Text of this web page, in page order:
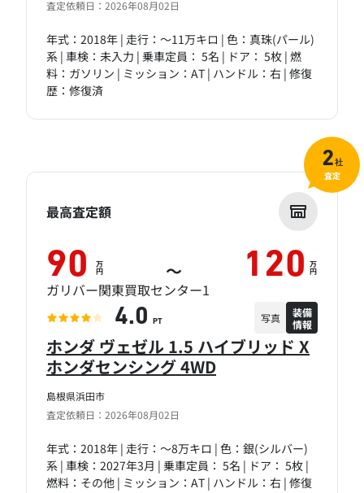
査定依頼日：2026年08月02日
年式：2018年 | 走行：～11万キロ | 色：真珠(パール)
系 | 車検：未入力 | 乗車定員： 5名 | ドア： 5枚 | 燃
料：ガソリン | ミッション：AT | ハンドル：右 | 修復
歴：修復済
島根県浜田市
査定依頼日：2026年08月02日
ホンダ ヴェゼル 1.5 ハイブリッド X
ホンダセンシング 4WD
年式：2018年 | 走行：～8万キロ | 色：銀(シルバー)
系 | 車検：2027年3月 | 乗車定員： 5名 | ドア： 5枚 |
燃料：その他 | ミッション：AT | ハンドル：右 | 修復
最高査定額
90 万
円 ～ 120 万
円
ガリバー関東買取センター1
4.0 PT 写真
装備
情報
2社
査定